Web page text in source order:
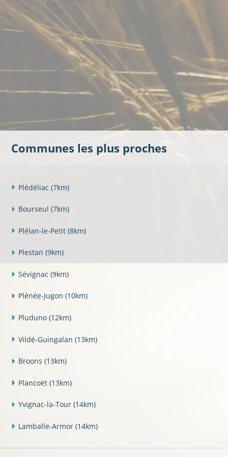
Communes les plus proches
Plédéliac (7km)
Bourseul (7km)
Plélan-le-Petit (8km)
Plestan (9km)
Sévignac (9km)
Plénée-Jugon (10km)
Pluduno (12km)
Vildé-Guingalan (13km)
Broons (13km)
Plancoët (13km)
Yvignac-la-Tour (14km)
Lamballe-Armor (14km)